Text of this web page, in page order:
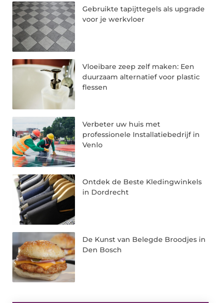
Gebruikte tapijttegels als upgrade
voor je werkvloer
Vloeibare zeep zelf maken: Een
duurzaam alternatief voor plastic
flessen
Verbeter uw huis met
professionele Installatiebedrijf in
Venlo
Ontdek de Beste Kledingwinkels
in Dordrecht
De Kunst van Belegde Broodjes in
Den Bosch